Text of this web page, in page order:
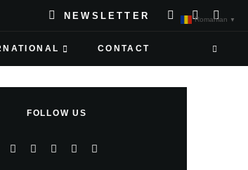
NEWSLETTER
CONTACT
FOLLOW US
Romanian ▼